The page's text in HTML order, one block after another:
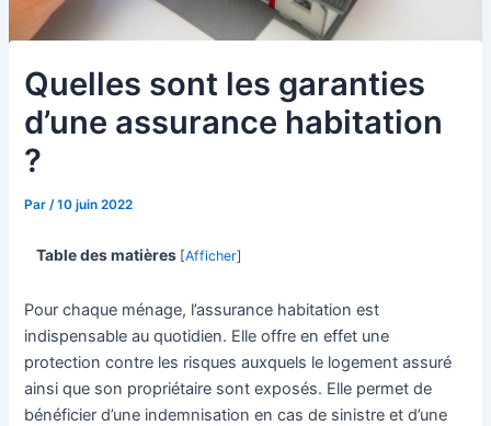
Quelles sont les garanties
d’une assurance habitation
?
Par /10 juin 2022
Table des matières [Afficher]
Pour chaque ménage, l’assurance habitation est
indispensable au quotidien. Elle offre en effet une
protection contre les risques auxquels le logement assuré
ainsi que son propriétaire sont exposés. Elle permet de
bénéficier d’une indemnisation en cas de sinistre et d’une